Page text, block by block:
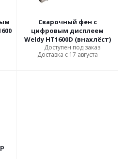
Сварочный фен с
цифровым дисплеем
Weldy HT1600D (внахлёст)
Доступен под заказ
Доставка с 17 августа